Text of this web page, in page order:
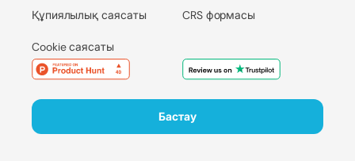
Құпиялылық саясаты
Cookie саясаты
CRS формасы
Бастау